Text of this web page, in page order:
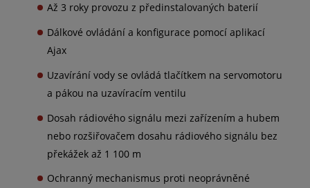
Až 3 roky provozu z předinstalovaných baterií
Dálkové ovládání a konfigurace pomocí aplikací
Ajax
Uzavírání vody se ovládá tlačítkem na servomotoru
a pákou na uzavíracím ventilu
Dosah rádiového signálu mezi zařízením a hubem
nebo rozšiřovačem dosahu rádiového signálu bez
překážek až 1 100 m
Ochranný mechanismus proti neoprávněné